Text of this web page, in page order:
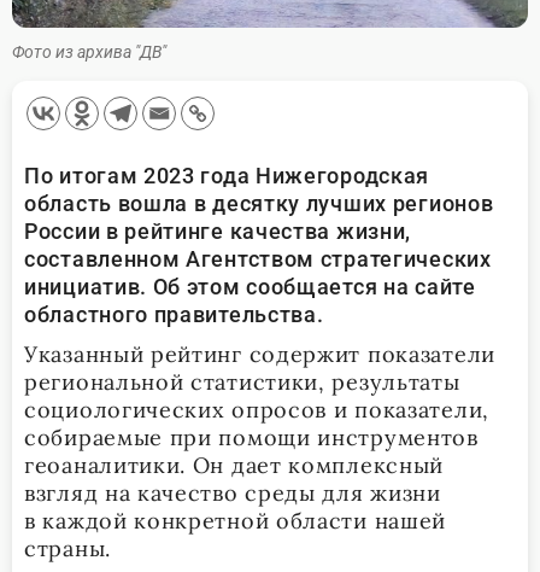
Фото из архива "ДВ"
По итогам 2023 года Нижегородская
область вошла в десятку лучших регионов
России в рейтинге качества жизни,
составленном Агентством стратегических
инициатив. Об этом сообщается на сайте
областного правительства.
Указанный рейтинг содержит показатели
региональной статистики, результаты
социологических опросов и показатели,
собираемые при помощи инструментов
геоаналитики. Он дает комплексный
взгляд на качество среды для жизни
в каждой конкретной области нашей
страны.